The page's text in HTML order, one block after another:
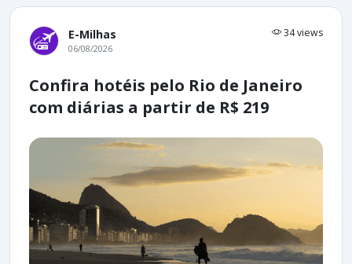
E-Milhas 34 views
06/08/2026
Confira hotéis pelo Rio de Janeiro
com diárias a partir de R$ 219